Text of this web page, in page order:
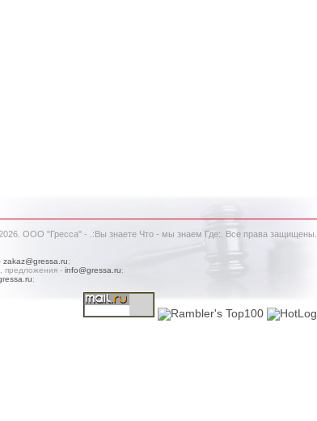
ООО "Гресса" - .:Вы знаете Что - мы знаем Где:. Все права защищены.
zakaz@gressa.ru;
предложения - info@gressa.ru;
;